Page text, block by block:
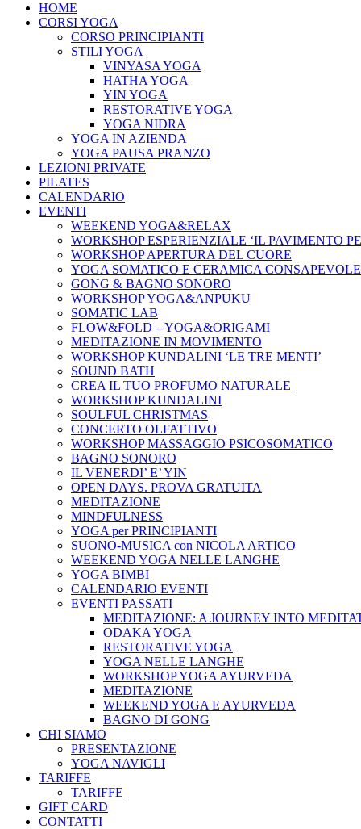
HOME
CORSI YOGA
CORSO PRINCIPIANTI
STILI YOGA
VINYASA YOGA
HATHA YOGA
YIN YOGA
RESTORATIVE YOGA
YOGA NIDRA
YOGA IN AZIENDA
YOGA PAUSA PRANZO
LEZIONI PRIVATE
PILATES
CALENDARIO
EVENTI
WEEKEND YOGA&RELAX
WORKSHOP ESPERIENZIALE ‘IL PAVIMENTO
WORKSHOP APERTURA DEL CUORE
YOGA SOMATICO E CERAMICA CONSAPEVOLE
GONG & BAGNO SONORO
WORKSHOP YOGA&ANPUKU
SOMATIC LAB
FLOW&FOLD – YOGA&ORIGAMI
MEDITAZIONE IN MOVIMENTO
WORKSHOP KUNDALINI ‘LE TRE MENTI’
SOUND BATH
CREA IL TUO PROFUMO NATURALE
WORKSHOP KUNDALINI
SOULFUL CHRISTMAS
CONCERTO OLFATTIVO
WORKSHOP MASSAGGIO PSICOSOMATICO
BAGNO SONORO
IL VENERDI’ E’ YIN
OPEN DAYS. PROVA GRATUITA
MEDITAZIONE
MINDFULNESS
YOGA per PRINCIPIANTI
SUONO-MUSICA con NICOLA ARTICO
WEEKEND YOGA NELLE LANGHE
YOGA BIMBI
CALENDARIO EVENTI
EVENTI PASSATI
MEDITAZIONE: A JOURNEY INTO
ODAKA YOGA
RESTORATIVE YOGA
YOGA NELLE LANGHE
WORKSHOP YOGA AYURVEDA
MEDITAZIONE
WEEKEND YOGA E AYURVEDA
BAGNO DI GONG
CHI SIAMO
PRESENTAZIONE
YOGA NAVIGLI
TARIFFE
TARIFFE
GIFT CARD
CONTATTI